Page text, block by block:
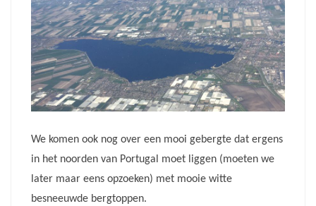
We komen ook nog over een mooi gebergte dat ergens
in het noorden van Portugal moet liggen (moeten we
later maar eens opzoeken) met mooie witte
besneeuwde bergtoppen.